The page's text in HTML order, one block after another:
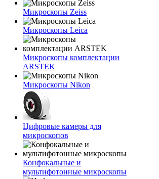
Микроскопы Zeiss
Микроскопы Leica
Микроскопы комплектации
ARSTEK
Микроскопы Nikon
Цифровые камеры для
микроскопов
Конфокальные и
мультифотонные микроскопы